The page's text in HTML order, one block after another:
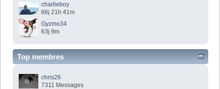
charlieboy
66j 21h 41m
Gyzmo34
63j 9m
Top membres
chris26
7311 Messages